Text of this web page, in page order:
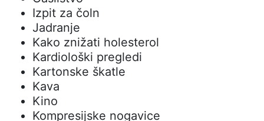
Izpit za čoln
Jadranje
Kako znižati holesterol
Kardiološki pregledi
Kartonske škatle
Kava
Kino
Kompresijske nogavice